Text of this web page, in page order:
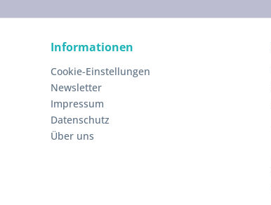
Informationen
Cookie-Einstellungen
Newsletter
Impressum
Datenschutz
Über uns